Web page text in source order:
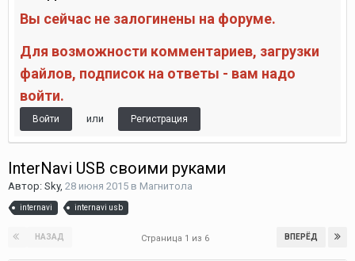
Вы сейчас не залогинены на форуме.
Для возможности комментариев, загрузки
файлов, подписок на ответы - вам надо
войти.
Войти или Регистрация
InterNavi USB своими руками
Автор: Sky, 28 июня 2015 в Магнитола
internavi internavi usb
НАЗАД ВПЕРЁД
Страница 1 из 6